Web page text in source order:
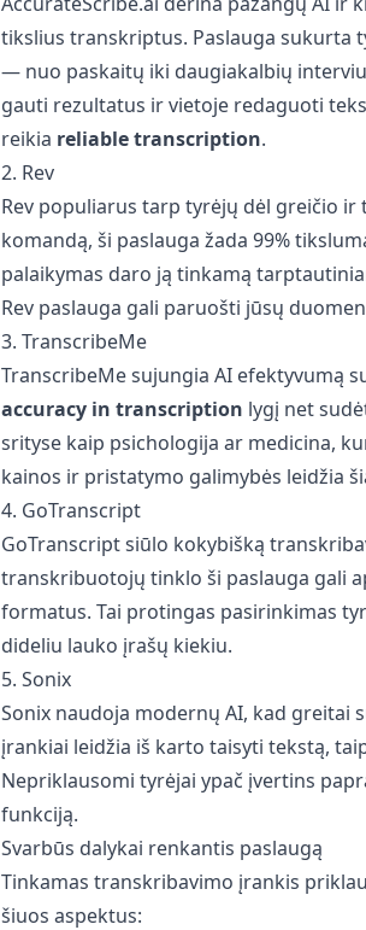
tikslius transkriptus. Paslauga sukurta
— nuo paskaitų iki daugiakalbių
gauti rezultatus ir vietoje redaguoti
reikia reliable transcription.
2. Rev
Rev populiarus tarp tyrėjų dėl greičio
komandą, ši paslauga žada 99%
palaikymas daro ją tinkamą
Rev paslauga gali paruošti jūsų
3. TranscribeMe
TranscribeMe sujungia AI efektyvumą
accuracy in transcription lygį net
srityse kaip psichologija ar medicina,
kainos ir pristatymo galimybės leidžia
4. GoTranscript
GoTranscript siūlo kokybišką
transkribuotojų tinklo ši paslauga gali
formatus. Tai protingas pasirinkimas
dideliu lauko įrašų kiekiu.
5. Sonix
Sonix naudoja modernų AI, kad
įrankiai leidžia iš karto taisyti tekstą,
Nepriklausomi tyrėjai ypač įvertins
funkciją.
Svarbūs dalykai renkantis paslaugą
Tinkamas transkribavimo įrankis
šiuos aspektus: